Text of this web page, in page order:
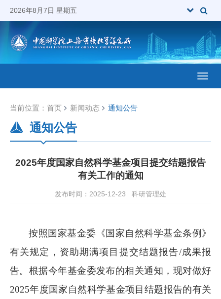
2026年8月7日 星期五
当前位置： 首页 新闻动态 通知公告
通知公告
2025年度国家自然科学基金项目提交结题报告
有关工作的通知
发布时间：2025-12-23 科研管理处
按照国家基金委《国家自然科学基金条例》
有关规定，资助期满项目提交结题报告/成果报
告。根据今年基金委发布的相关通知，现对做好
2025年度国家自然科学基金项目结题报告的有关